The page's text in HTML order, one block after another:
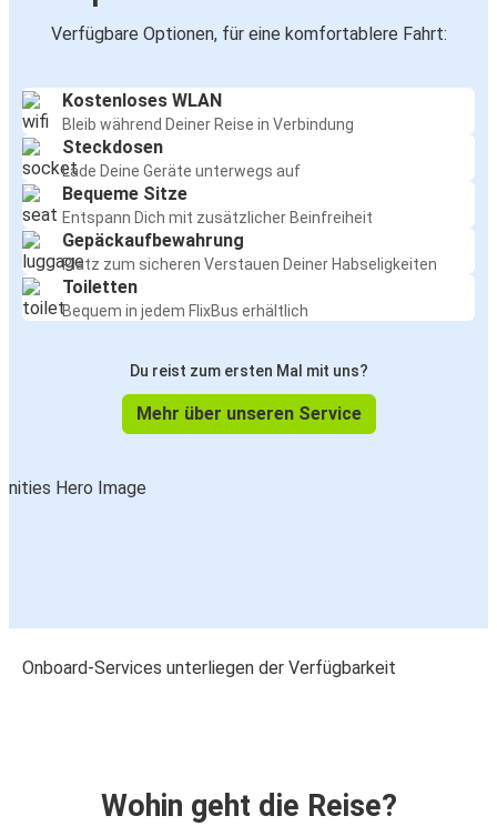
Verfügbare Optionen, für eine komfortablere Fahrt:
Kostenloses WLAN
Bleib während Deiner Reise in Verbindung
Steckdosen
Lade Deine Geräte unterwegs auf
Bequeme Sitze
Entspann Dich mit zusätzlicher Beinfreiheit
Gepäckaufbewahrung
Platz zum sicheren Verstauen Deiner Habseligkeiten
Toiletten
Bequem in jedem FlixBus erhältlich
Du reist zum ersten Mal mit uns?
Mehr über unseren Service
Onboard-Services unterliegen der Verfügbarkeit
Wohin geht die Reise?